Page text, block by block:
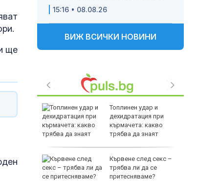
ще
15:16 • 08.08.26
ВИЖ ВСИЧКИ НОВИНИ
Топлинен удар и
дехидратация при
кърмачета: какво
трябва да знаят
Кървене след секс –
трябва ли да се
притесняваме?